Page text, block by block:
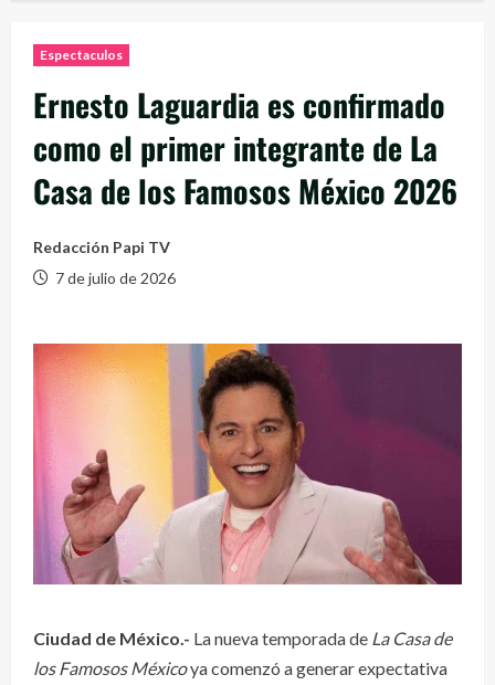
Espectaculos
Ernesto Laguardia es confirmado
como el primer integrante de La
Casa de los Famosos México 2026
Redacción Papi TV
7 de julio de 2026
Ciudad de México.- La nueva temporada de La Casa de
los Famosos Méxicoya comenzó a generar expectativa